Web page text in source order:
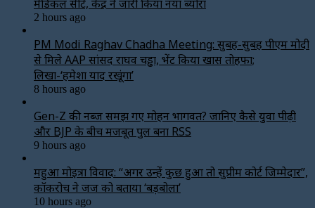
मेडिकल सीटें, केंद्र ने जारी किया नया ब्योरा
2 hours ago
PM Modi Raghav Chadha Meeting: सुबह-सुबह पीएम मोदी
से मिले AAP सांसद राघव चड्ढा, भेंट किया खास तोहफा;
लिखा-‘हमेशा याद रखूंगा’
8 hours ago
Gen-Z की नब्ज समझ गए मोहन भागवत? जानिए कैसे युवा पीढ़ी
और BJP के बीच मजबूत पुल बना RSS
9 hours ago
महुआ मोइत्रा विवाद: “अगर उन्हें कुछ हुआ तो सुप्रीम कोर्ट जिम्मेदार”,
कॉकरोच ने जज को बताया ‘बड़बोला’
10 hours ago